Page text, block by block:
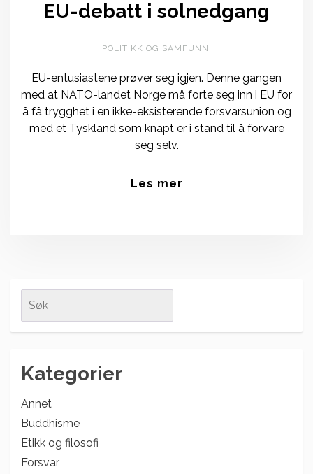
EU-debatt i solnedgang
POLITIKK OG SAMFUNN
EU-entusiastene prøver seg igjen. Denne gangen
med at NATO-landet Norge må forte seg inn i EU for
å få trygghet i en ikke-eksisterende forsvarsunion og
med et Tyskland som knapt er i stand til å forvare
seg selv.
Les mer
for:
Kategorier
Annet
Buddhisme
Etikk og filosofi
Forsvar